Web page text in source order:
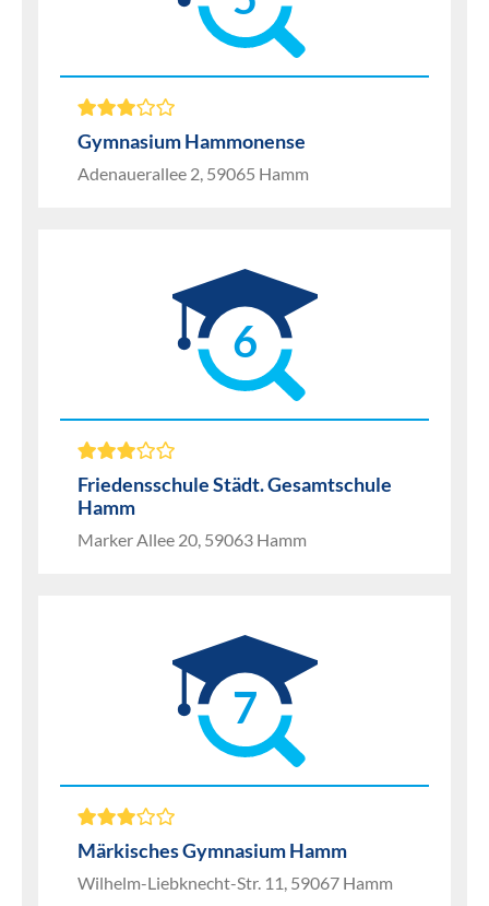
Gymnasium Hammonense
Adenauerallee 2, 59065 Hamm
6
Friedensschule Städt. Gesamtschule
Hamm
Marker Allee 20, 59063 Hamm
7
Märkisches Gymnasium Hamm
Wilhelm-Liebknecht-Str. 11, 59067 Hamm